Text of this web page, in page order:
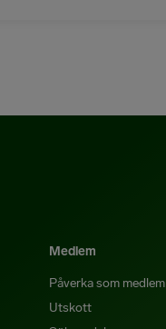
Medlem
Påverka som medlem
Utskott